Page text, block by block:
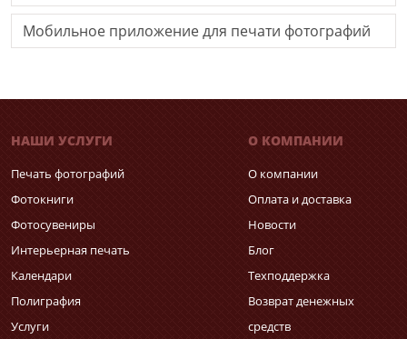
Мобильное приложение для печати фотографий
НАШИ УСЛУГИ
Печать фотографий
Фотокниги
Фотосувениры
Интерьерная печать
Календари
Полиграфия
Услуги
О КОМПАНИИ
О компании
Оплата и доставка
Новости
Блог
Техподдержка
Возврат денежных
средств